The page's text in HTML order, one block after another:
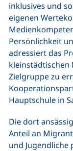
inklusives und
eigenen
Persönlichkeit
adressiert das
kleinstädtischen
Zielgruppe zu
Hauptschule in
Die dort
Anteil an
und